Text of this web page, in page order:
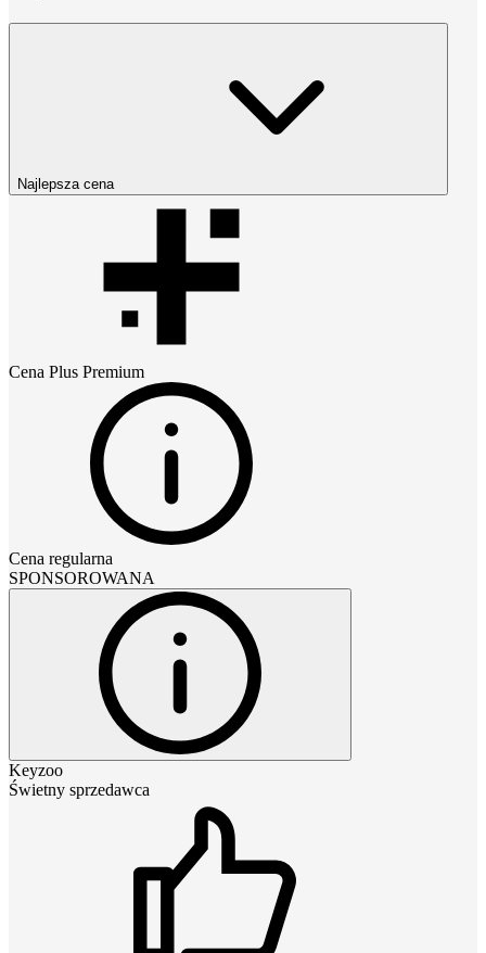
Najlepsza cena
Cena Plus Premium
Cena regularna
SPONSOROWANA
Keyzoo
Świetny sprzedawca